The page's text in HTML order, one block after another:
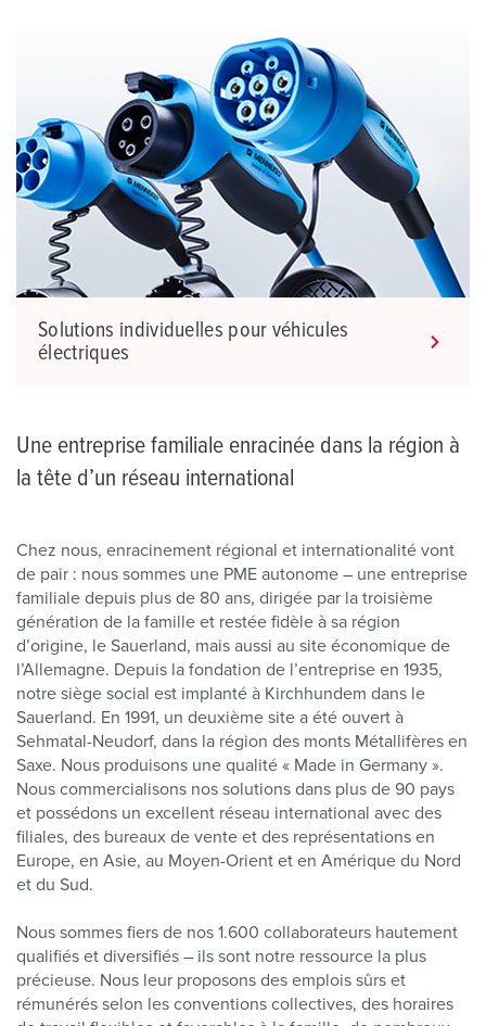
Solutions individuelles pour véhicules
électriques
Une entreprise familiale enracinée dans la région à
la tête d’un réseau international
Chez nous, enracinement régional et internationalité vont
de pair : nous sommes une PME autonome – une entreprise
familiale depuis plus de 80 ans, dirigée par la troisième
génération de la famille et restée fidèle à sa région
d’origine, le Sauerland, mais aussi au site économique de
l’Allemagne. Depuis la fondation de l’entreprise en 1935,
notre siège social est implanté à Kirchhundem dans le
Sauerland. En 1991, un deuxième site a été ouvert à
Sehmatal-Neudorf, dans la région des monts Métallifères en
Saxe. Nous produisons une qualité « Made in Germany ».
Nous commercialisons nos solutions dans plus de 90 pays
et possédons un excellent réseau international avec des
filiales, des bureaux de vente et des représentations en
Europe, en Asie, au Moyen-Orient et en Amérique du Nord
et du Sud.
Nous sommes fiers de nos 1.600 collaborateurs hautement
qualifiés et diversifiés – ils sont notre ressource la plus
précieuse. Nous leur proposons des emplois sûrs et
rémunérés selon les conventions collectives, des horaires